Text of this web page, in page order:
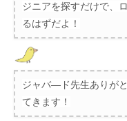
ジニアを探すだけで、
るはずだよ！
ジャバ―ド先生ありが
てきます！